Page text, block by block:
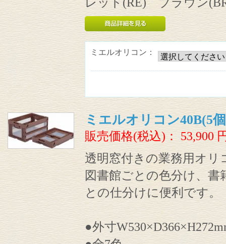
ミエルオリコン：
ミエルオリコン40B(5
販売価格(税込)：53,900
透明窓付きの業務用オリ
図書館ごとの色分け、書
との仕分けに便利です。
●外寸